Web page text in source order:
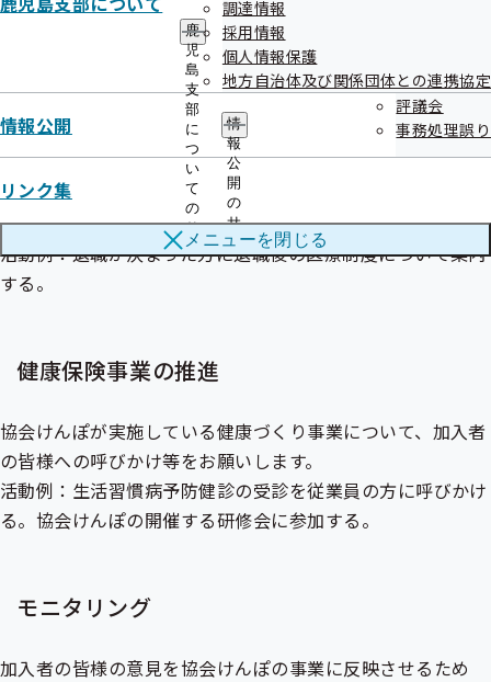
鹿
児
島
支
部
に
つ
い
て
の
サ
ブ
メ
調達情報
採用情報
個人情報保護
地方自治体及び関係団体との連携協定
情報公開
情
報
公
開
の
サ
ブ
メ
評議会
事務処理誤り
リンク集
メニューを閉じる
で、事業主や加入者の皆様に周知をお願いします。
活動例：協会けんぽの広報チラシ等を社内で回覧する。
相談
健康保険事業に関することについて、加入者の皆様からの相
談がありましたらご協力をお願いします。
活動例：退職が決まった方に退職後の医療制度について案内
する。
健康保険事業の推進
協会けんぽが実施している健康づくり事業について、加入者
の皆様への呼びかけ等をお願いします。
活動例：生活習慣病予防健診の受診を従業員の方に呼びかけ
る。協会けんぽの開催する研修会に参加する。
モニタリング
加入者の皆様の意見を協会けんぽの事業に反映させるため